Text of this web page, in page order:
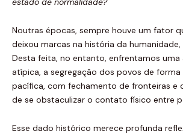
Noutras épocas, sempre houve um fator
deixou marcas na história da
Desta feita, no entanto, enfrentamos uma
atípica, a segregação dos povos de forma
pacífica, com fechamento de fronteiras e
de se obstaculizar o contato físico entre
Esse dado histórico merece profunda